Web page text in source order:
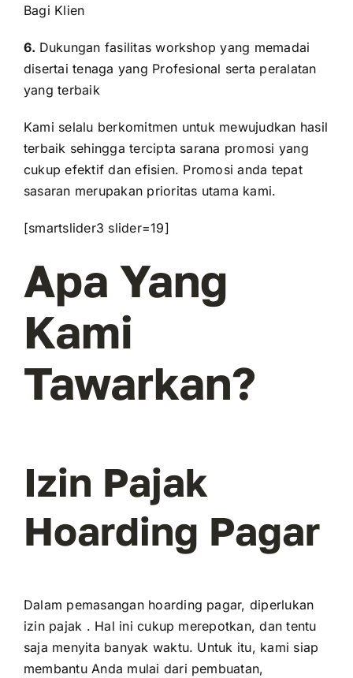
Bagi Klien
6. Dukungan fasilitas workshop yang memadai
disertai tenaga yang Profesional serta peralatan
yang terbaik
Kami selalu berkomitmen untuk mewujudkan hasil
terbaik sehingga tercipta sarana promosi yang
cukup efektif dan efisien. Promosi anda tepat
sasaran merupakan prioritas utama kami.
[smartslider3 slider=19]
Apa Yang
Kami
Tawarkan?
Izin Pajak
Hoarding Pagar
Dalam pemasangan hoarding pagar, diperlukan
izin pajak . Hal ini cukup merepotkan, dan tentu
saja menyita banyak waktu. Untuk itu, kami siap
membantu Anda mulai dari pembuatan,